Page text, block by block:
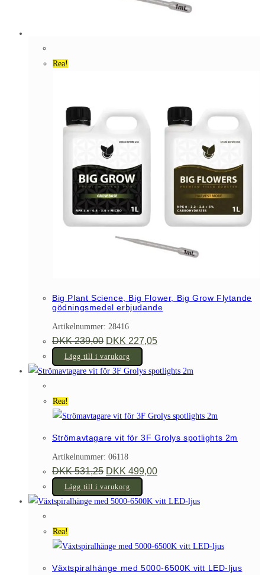
Rea!
Big Plant Science, Big Flower, Big Grow Flytande
gödningsmedel erbjudande
Artikelnummer: 28416
DKK239,00 Det
ursprungliga
priset
var:
DKK 239,00.
DKK 227,05
nuvarande
är:
DKK 227,05.
Lägg till i varukorg
Rea!
Strömavtagare vit för 3F Grolys spotlights 2m
Artikelnummer: 06118
DKK531,25 Det
ursprungliga
priset
var:
DKK 531,25.
DKK 499,00Det
nuvarande
är:
DKK 499,00.
Lägg till i varukorg
Rea!
Växtspiralhänge med 5000-6500K vitt LED-ljus